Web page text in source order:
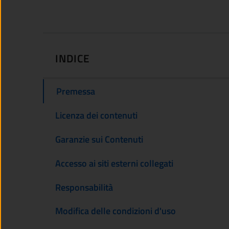
INDICE
Premessa
Licenza dei contenuti
Garanzie sui Contenuti
Accesso ai siti esterni collegati
Responsabilità
Modifica delle condizioni d'uso